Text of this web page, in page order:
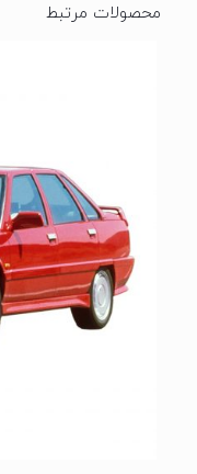
محصولات مرتبط